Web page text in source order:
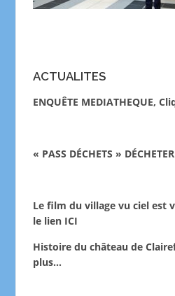
ACTUALITES
ENQUÊTE MEDIATHEQUE,
« PASS DÉCHETS »
Le film du village vu ciel est
le lien ICI
Histoire du château de
plus…